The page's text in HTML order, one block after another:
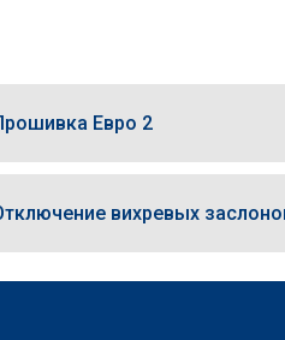
Евро 2
вихревых